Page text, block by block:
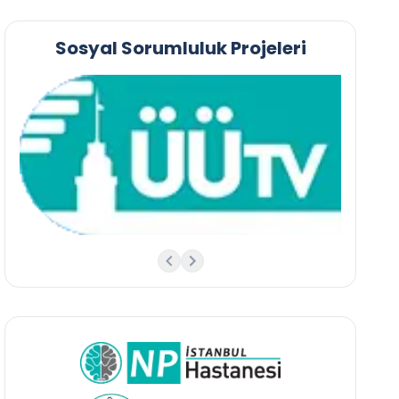
Sosyal Sorumluluk Projeleri